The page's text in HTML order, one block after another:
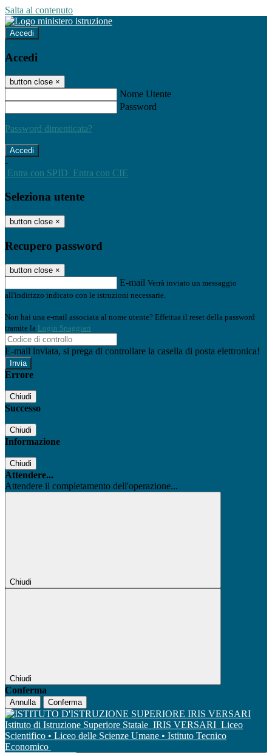
Salta al contenuto
Accedi
Accedi
button close ×
Nome Utente
Password
Password dimenticata?
-
Entra con SPID Entra con CIE
Seleziona utente
button close ×
Recupero password
button close ×
E-mail Verrà inviato un messaggio
all'indirizzo indicato con le istruzioni necessarie.
Non hai una e-mail associata al nome utente? Effettua il reset della password
tramite la Login Spaggiari
E-mail inviata, si prega di controllare la casella di posta elettronica!
Errore
Chiudi
Successo
Chiudi
Informazione
Chiudi
Attendere...
Attendere il completamento dell'operazione...
Chiudi
Chiudi
Conferma
Annulla Conferma
Istituto di Istruzione Superiore Statale IRIS VERSARI Liceo
Scientifico • Liceo delle Scienze Umane • Istituto Tecnico
Economico